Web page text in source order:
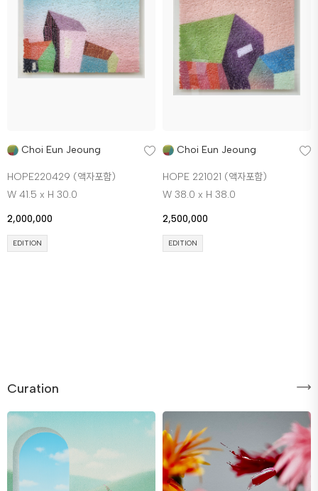
Choi Eun Jeoung
HOPE220429 (액자포함)
W 41.5 x H 30.0
2,000,000
EDITION
Choi Eun Jeoung
HOPE 221021 (액자포함)
W 38.0 x H 38.0
2,500,000
EDITION
Curation